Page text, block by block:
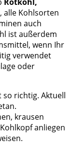
, alle Kohlsorten
auch
ist außerdem
wenn Ihr
verwendet
oder
so richtig. Aktuell
krausen
anliegen